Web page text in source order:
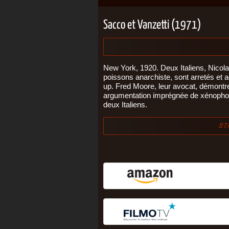
Sacco et Vanzetti (1971)
New York, 1920. Deux Italiens,
poissons anarchiste, sont arretés et
up. Fred Moore, leur avocat,
argumentation imprégnée de
deux Italiens.